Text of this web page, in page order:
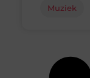
Muziek